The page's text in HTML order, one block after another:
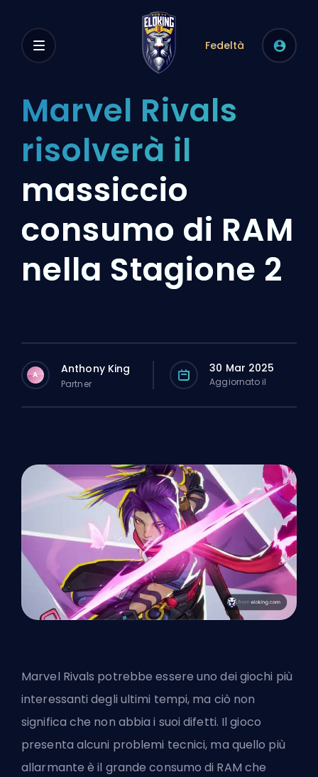
Fedeltà
Marvel Rivals
risolverà il
massiccio
consumo di RAM
nella Stagione 2
A Anthony King
Partner
30 Mar 2025
Aggiornato il
Marvel Rivals potrebbe essere uno dei giochi più
interessanti degli ultimi tempi, ma ciò non
significa che non abbia i suoi difetti. Il gioco
presenta alcuni problemi tecnici, ma quello più
allarmante è il grande consumo di RAM che